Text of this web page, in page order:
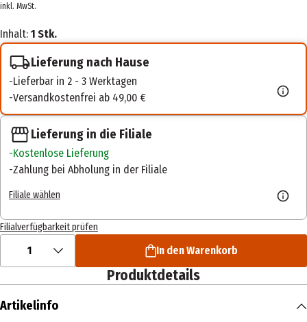
inkl. MwSt.
Inhalt: 1 Stk.
Lieferung nach Hause
Lieferbar in 2 - 3 Werktagen
Versandkostenfrei ab 49,00 €
Lieferung in die Filiale
Kostenlose Lieferung
Zahlung bei Abholung in der Filiale
Filiale wählen
Filialverfügbarkeit prüfen
1 In den Warenkorb
Produktdetails
Artikelinfo